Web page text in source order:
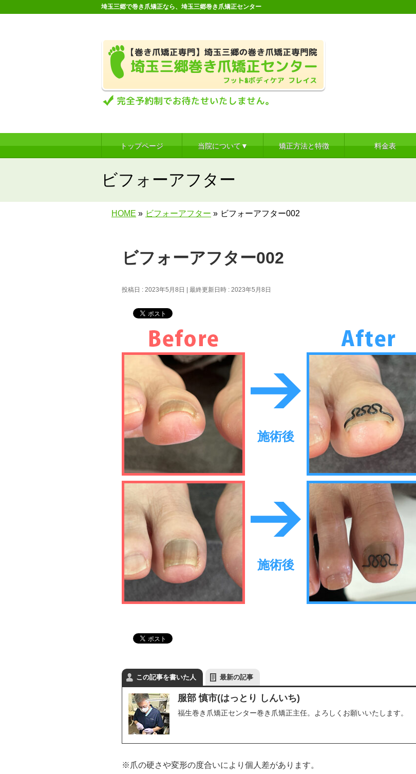
埼玉三郷で巻き爪矯正なら、埼玉三郷巻き爪矯正センター
トップページ 当院について▼ 矯正方法と特徴 料金表
ビフォーアフター
HOME » ビフォーアフター » ビフォーアフター002
ビフォーアフター002
投稿日 : 2023年5月8日 最終更新日時 : 2023年5月8日
施術後
施術後
この記事を書いた人 最新の記事
服部 慎市(はっとり しんいち)
福生巻き爪矯正センター巻き爪矯正主任。よろしくお願いいたします。
※爪の硬さや変形の度合いにより個人差があります。